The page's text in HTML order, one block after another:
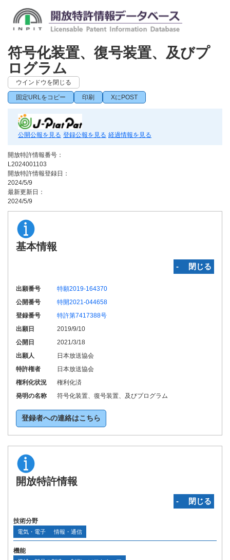
符号化装置、復号装置、及びプ
ログラム
ウインドウを閉じる
固定URLをコピー 印刷 XにPOST
公開公報を見る 登録公報を見る 経過情報を見る
開放特許情報番号：
L2024001103
開放特許情報登録日：
2024/5/9
最新更新日：
2024/5/9
基本情報
‐ 閉じる
出願番号
特願2019-164370
公開番号
特開2021-044658
登録番号
特許第7417388号
出願日
2019/9/10
公開日
2021/3/18
出願人
日本放送協会
特許権者
日本放送協会
権利化状況
権利化済
発明の名称
符号化装置、復号装置、及びプログラム
登録者への連絡はこちら
開放特許情報
‐ 閉じる
技術分野
電気・電子 情報・通信
機能